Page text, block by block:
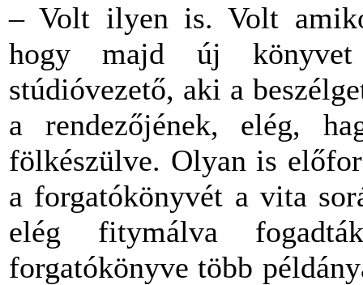
– Volt ilyen is. Volt
hogy majd új
stúdióvezető, aki a
a rendezőjének, elég,
fölkészülve. Olyan is
a forgatókönyvét a vita
elég fitymálva
forgatókönyve több